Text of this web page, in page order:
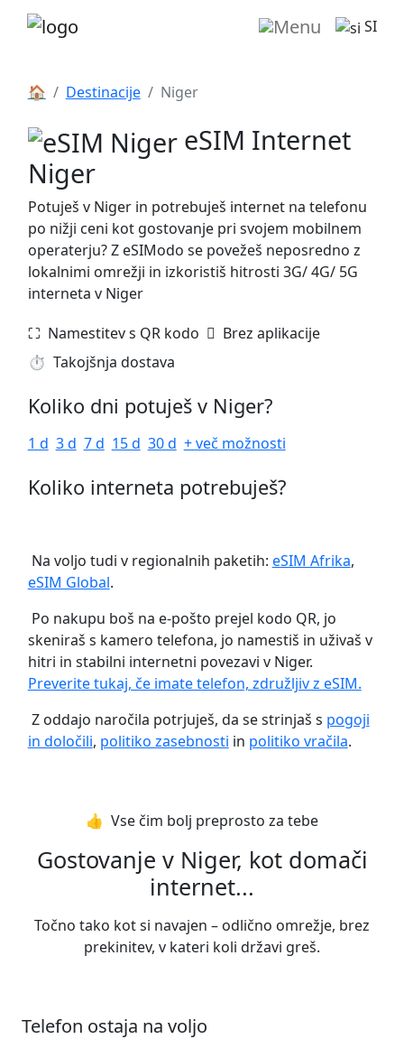
SI
🏠 Destinacije Niger
eSIM Internet
Niger
Potuješ v Niger in potrebuješ internet na telefonu
po nižji ceni kot gostovanje pri svojem mobilnem
operaterju? Z eSIModo se povežeš neposredno z
lokalnimi omrežji in izkoristiš hitrosti 3G/ 4G/ 5G
interneta v Niger
⛶️️ Namestitev s QR kodo ️ Brez aplikacije
⏱️️ Takojšnja dostava
Koliko dni potuješ v Niger?
1 d 3 d 7 d 15 d 30 d + več možnosti
Koliko interneta potrebuješ?
Na voljo tudi v regionalnih paketih: eSIM Afrika,
eSIM Global.
Po nakupu boš na e-pošto prejel kodo QR, jo
skeniraš s kamero telefona, jo namestiš in uživaš v
hitri in stabilni internetni povezavi v Niger.
Preverite tukaj, če imate telefon, združljiv z eSIM.
Z oddajo naročila potrjuješ, da se strinjaš s pogoji
in določili, politiko zasebnosti in politiko vračila.
👍️ Vse čim bolj preprosto za tebe
Gostovanje v Niger, kot domači
internet...
Točno tako kot si navajen – odlično omrežje, brez
prekinitev, v kateri koli državi greš.
Telefon ostaja na voljo